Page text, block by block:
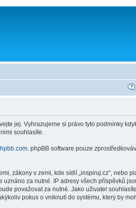
jej. Vyhrazujeme si právo tyto podmínky
souhlasíte.
. phpBB software pouze
zákony v zemi, kde sídlí „inspiruj.cz“, nebo
za nutné. IP adresy všech příspěvků
považovat za nutné. Jako uživatel
pokus o vniknutí do systému, který by